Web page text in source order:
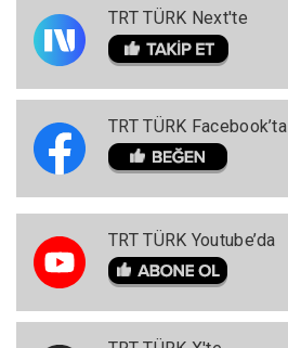
TRT TÜRK Next'te
TRT TÜRK Facebook’ta
TRT TÜRK Youtube’da